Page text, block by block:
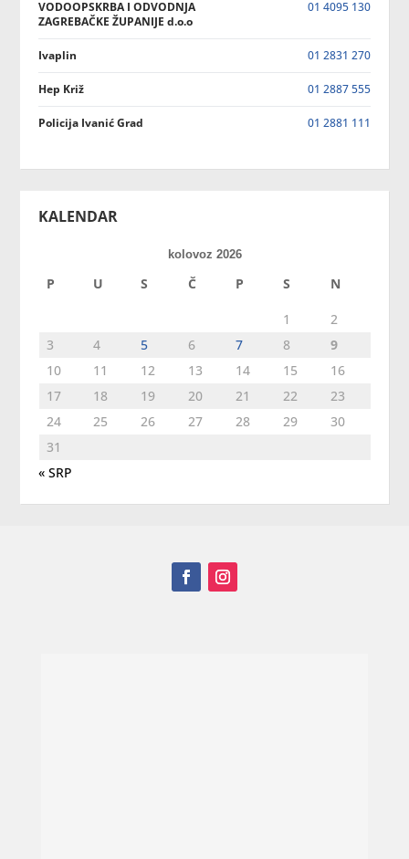
VODOOPSKRBA I ODVODNJA
ZAGREBAČKE ŽUPANIJE d.o.o
01 4095 130
Ivaplin 01 2831 270
Hep Križ 01 2887 555
Policija Ivanić Grad 01 2881 111
KALENDAR
kolovoz 2026
P U S Č P S N
1
2
3
4 5 6 7 8
9
10
11 12 13 14 15
16
17
18 19 20 21 22
23
24
25 26 27 28 29
30
31
« SRP